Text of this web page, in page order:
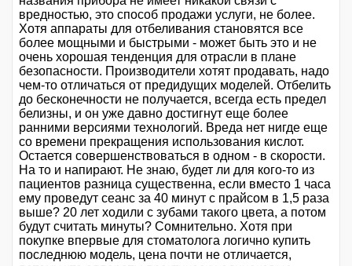
вредностью, это способ продажи услуги, не более.
Хотя аппараты для отбеливания становятся все
более мощными и быстрыми - может быть это и не
очень хорошая тенденция для отрасли в плане
безопасности. Производители хотят продавать, надо
чем-то отличаться от предидущих моделей. Отбелить
до бесконечности не получается, всегда есть предел
белизны, и он уже давно достигнут еще более
ранними версиями технологий. Вреда нет нигде еще
со времени прекращения использования кислот.
Остается совершенствоваться в одном - в скорости.
На то и напирают. Не знаю, будет ли для кого-то из
пациентов разница существенна, если вместо 1 часа
ему проведут сеанс за 40 минут с прайсом в 1,5 раза
выше? 20 лет ходили с зубами такого цвета, а потом
будут считать минуты? Сомнительно. Хотя при
покупке впервые для стоматолога логично купить
последнюю модель, цена почти не отличается,